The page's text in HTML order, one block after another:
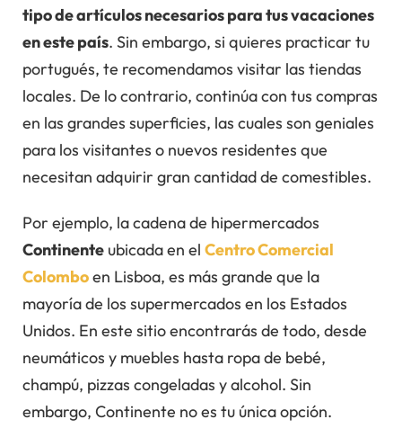
tipo de artículos necesarios para tus vacaciones
en este país. Sin embargo, si quieres practicar tu
portugués, te recomendamos visitar las tiendas
locales. De lo contrario, continúa con tus compras
en las grandes superficies, las cuales son geniales
para los visitantes o nuevos residentes que
necesitan adquirir gran cantidad de comestibles.
Por ejemplo, la cadena de hipermercados
Continente ubicada en el Centro Comercial
Colomboen Lisboa, es más grande que la
mayoría de los supermercados en los Estados
Unidos. En este sitio encontrarás de todo, desde
neumáticos y muebles hasta ropa de bebé,
champú, pizzas congeladas y alcohol. Sin
embargo, Continente no es tu única opción.